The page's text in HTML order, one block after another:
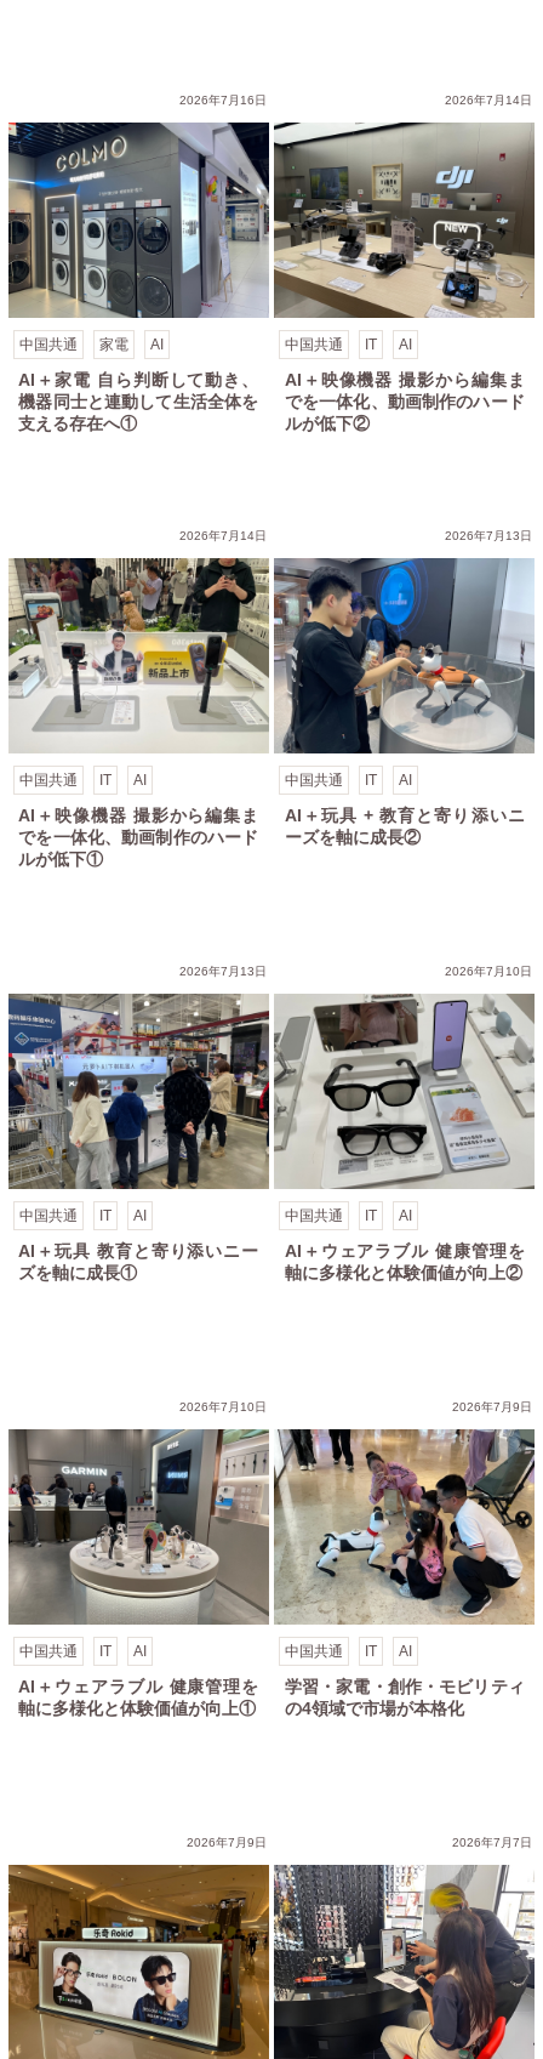
2026年7月16日
中国共通 家電 AI
AI＋家電 自ら判断して動き、
機器同士と連動して生活全体を
支える存在へ①
2026年7月14日
中国共通 IT AI
AI＋映像機器 撮影から編集ま
でを一体化、動画制作のハード
ルが低下②
2026年7月14日
中国共通 IT AI
AI＋映像機器 撮影から編集ま
でを一体化、動画制作のハード
ルが低下①
2026年7月13日
中国共通 IT AI
AI＋玩具 + 教育と寄り添いニ
ーズを軸に成長②
2026年7月13日
中国共通 IT AI
AI＋玩具 教育と寄り添いニー
ズを軸に成長①
2026年7月10日
中国共通 IT AI
AI＋ウェアラブル 健康管理を
軸に多様化と体験価値が向上②
2026年7月10日
中国共通 IT AI
AI＋ウェアラブル 健康管理を
軸に多様化と体験価値が向上①
2026年7月9日
中国共通 IT AI
学習・家電・創作・モビリティ
の4領域で市場が本格化
2026年7月9日 2026年7月7日